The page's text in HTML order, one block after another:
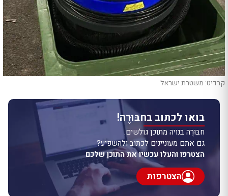
קרדיט: משטרת ישראל
בואו לכתוב בחבּוּרֶה!
חבּוּרֶה בנויה מתוכן גולשים.
גם אתם מעוניינים לכתוב ולהשפיע?
הצטרפו והעלו עכשיו את התוכן שלכם
הצטרפות